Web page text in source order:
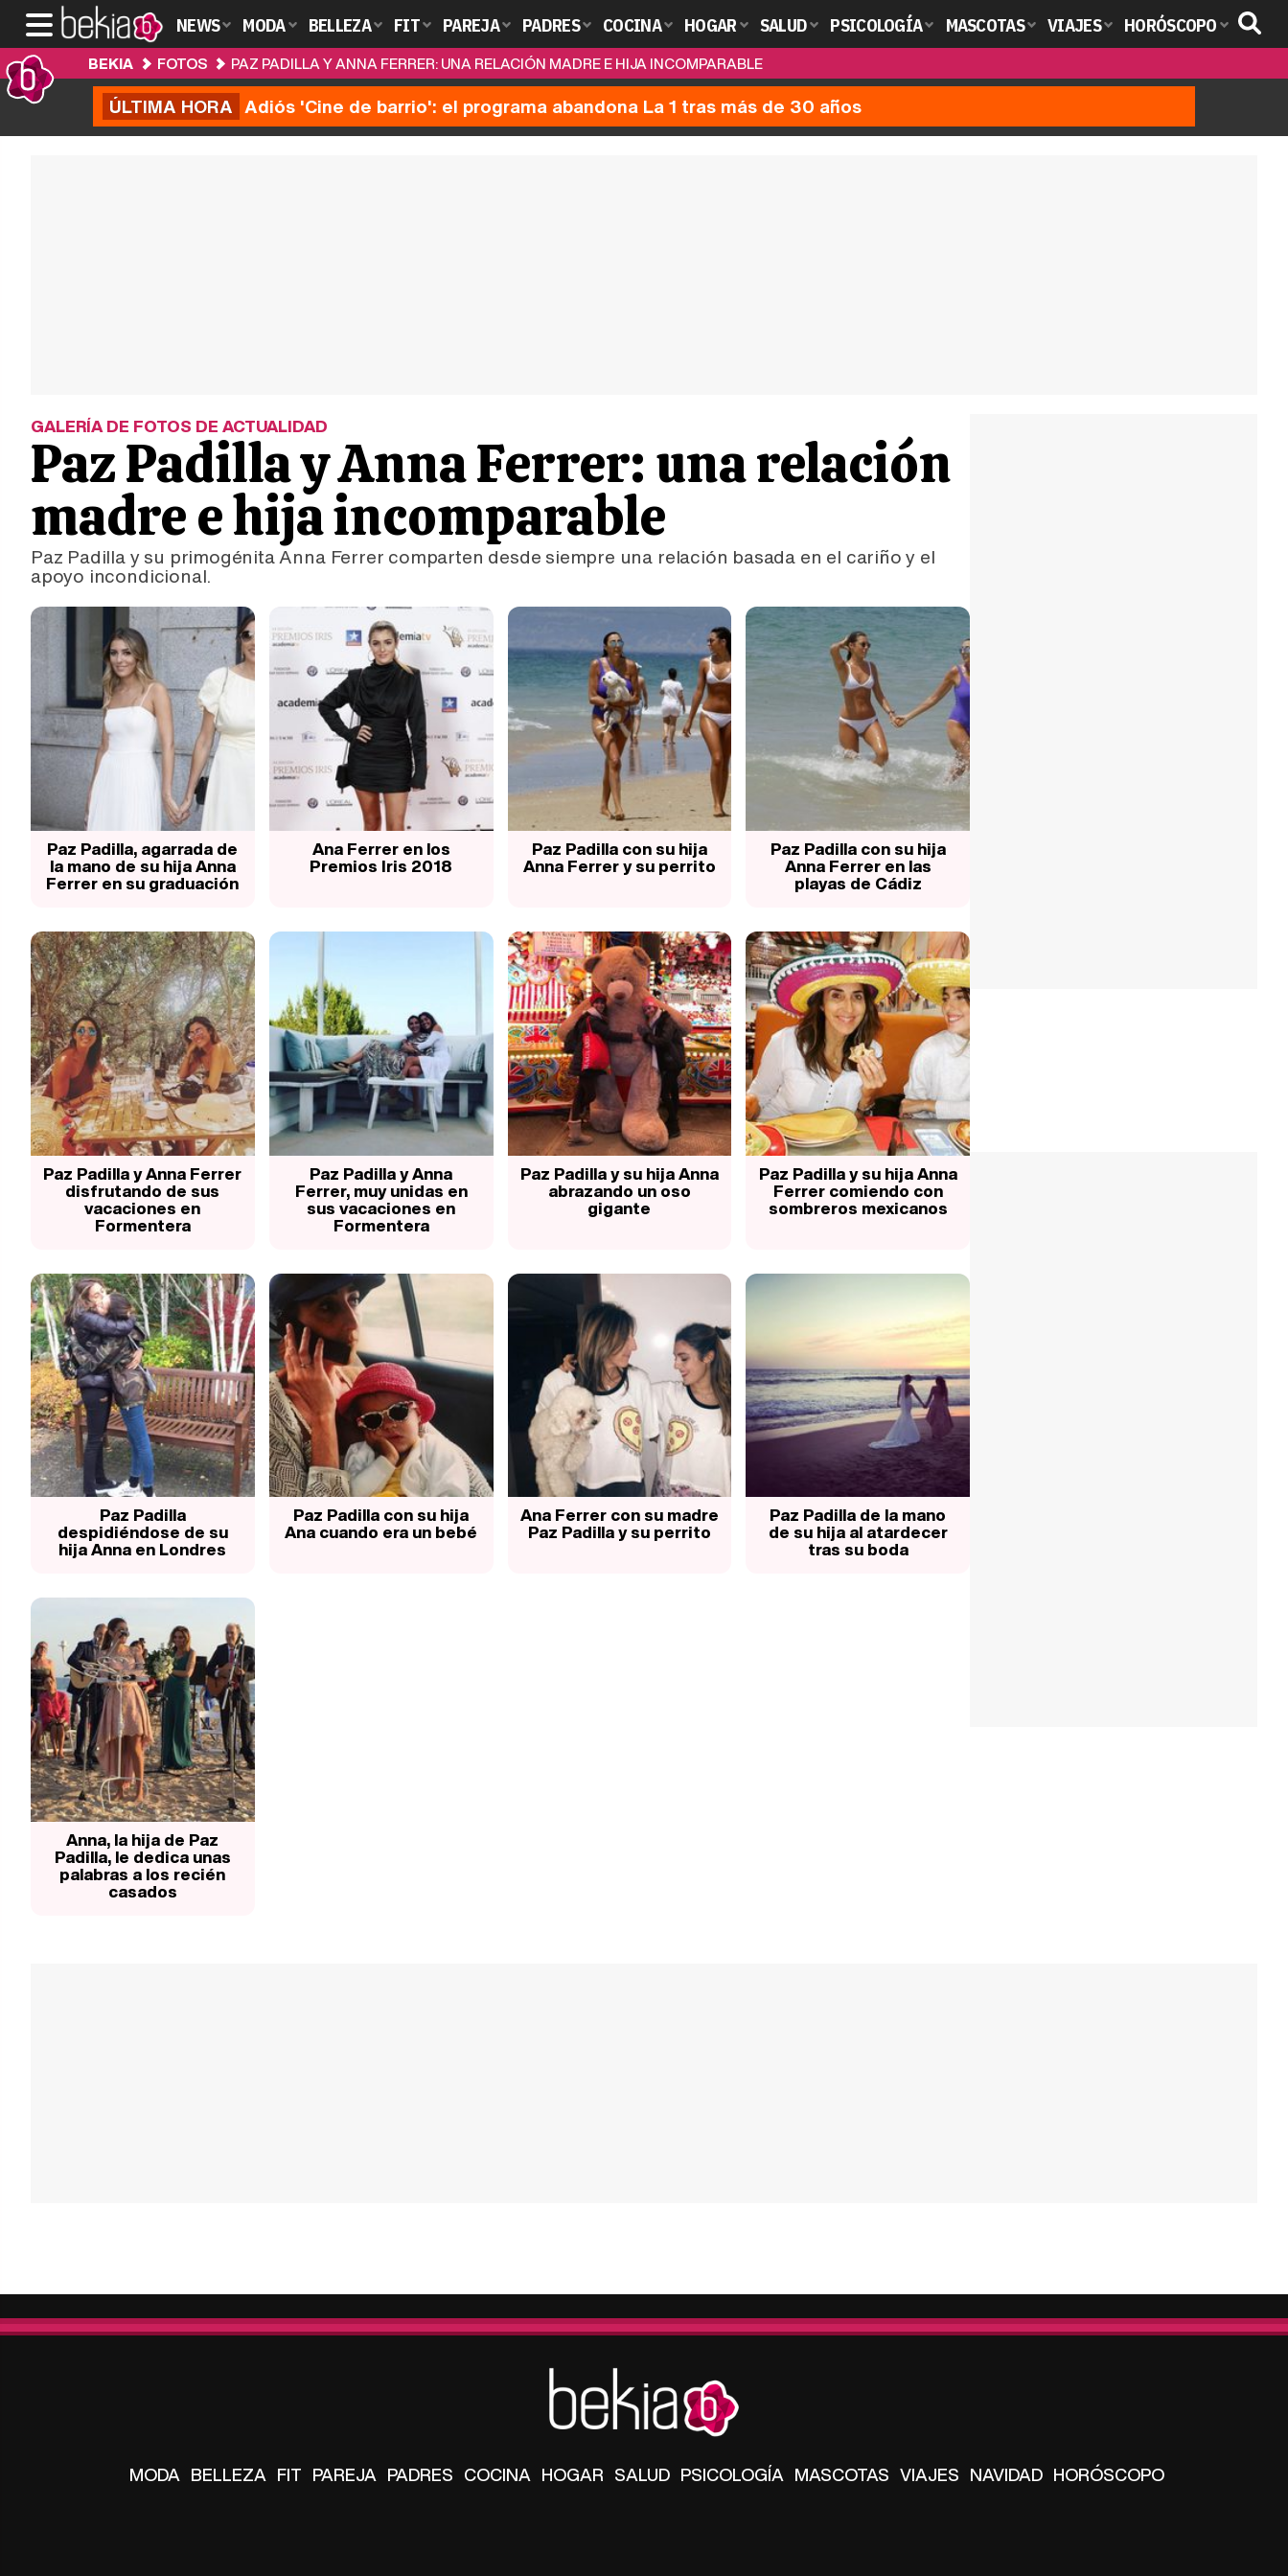
NEWS MODA BELLEZA FIT PAREJA PADRES COCINA HOGAR SALUD PSICOLOGÍA MASCOTAS VIAJES HORÓSCOPO
BEKIA FOTOS PAZ PADILLA Y ANNA FERRER: UNA RELACIÓN MADRE E HIJA INCOMPARABLE
ÚLTIMA HORA Adiós 'Cine de barrio': el programa abandona La 1 tras más de 30 años
GALERÍA DE FOTOS DE ACTUALIDAD
Paz Padilla y Anna Ferrer: una relación
madre e hija incomparable
Paz Padilla y su primogénita Anna Ferrer comparten desde siempre una relación basada en el cariño y el
apoyo incondicional.
Paz Padilla, agarrada de
la mano de su hija Anna
Ferrer en su graduación
Ana Ferrer en los
Premios Iris 2018
Paz Padilla con su hija
Anna Ferrer y su perrito
Paz Padilla con su hija
Anna Ferrer en las
playas de Cádiz
Paz Padilla y Anna Ferrer
disfrutando de sus
vacaciones en
Formentera
Paz Padilla y Anna
Ferrer, muy unidas en
sus vacaciones en
Formentera
Paz Padilla y su hija Anna
abrazando un oso
gigante
Paz Padilla y su hija Anna
Ferrer comiendo con
sombreros mexicanos
Paz Padilla
despidiéndose de su
hija Anna en Londres
Paz Padilla con su hija
Ana cuando era un bebé
Ana Ferrer con su madre
Paz Padilla y su perrito
Paz Padilla de la mano
de su hija al atardecer
tras su boda
Anna, la hija de Paz
Padilla, le dedica unas
palabras a los recién
casados
MODA BELLEZA FIT PAREJA PADRES COCINA HOGAR SALUD PSICOLOGÍA MASCOTAS VIAJES NAVIDAD HORÓSCOPO